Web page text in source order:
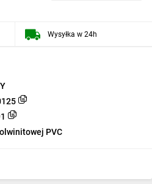
PVC
Wysyłka w 24h